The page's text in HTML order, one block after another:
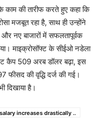
की तारीफ करते हुए कहा कि
मजबूत रहा है, साथ ही उन्होंने
नए बाजारों में सफलतापूर्वक
माइक्रोसॉफ्ट के सीईओ नडेला
कैप 509 अरब डॉलर बढ़ा, इस
फीसद की वृद्धि दर्ज की गई।
दिखाया है।
increases drastically ..